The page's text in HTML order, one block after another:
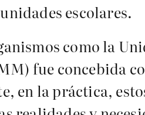
escolares.
como la
fue concebida
en la práctica,